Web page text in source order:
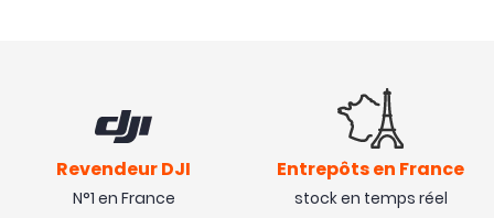
Revendeur DJI
N°1 en France
Entrepôts en France
stock en temps réel